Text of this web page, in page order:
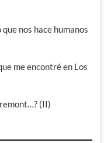
nos hace humanos
me encontré en Los
(II)